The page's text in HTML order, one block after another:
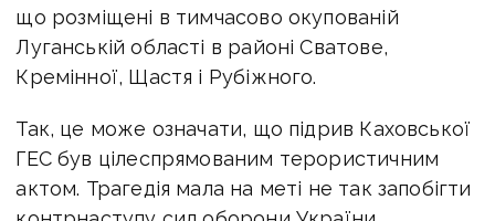
що розміщені в тимчасово окупованій
Луганській області в районі Сватове,
Кремінної, Щастя і Рубіжного.
Так, це може означати, що підрив Каховської
ГЕС був цілеспрямованим терористичним
актом. Трагедія мала на меті не так запобігти